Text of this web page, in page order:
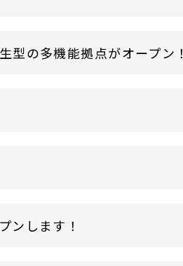
の多機能拠点がオープン！
ンします！